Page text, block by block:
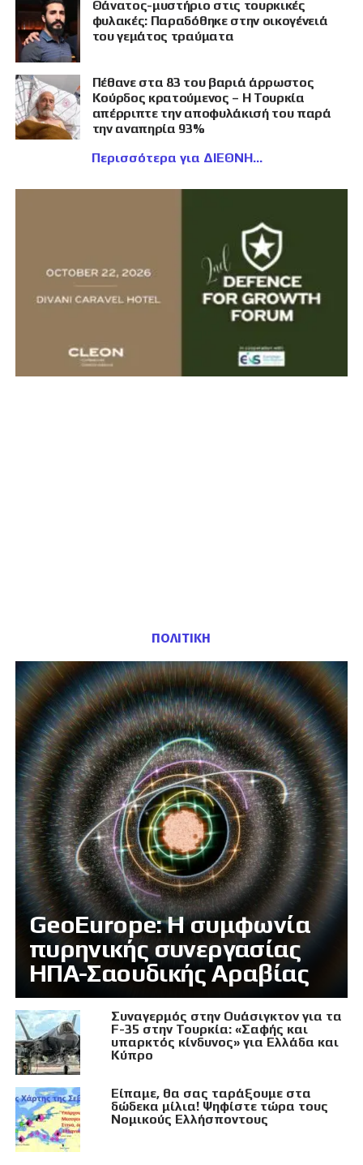
Θάνατος-μυστήριο στις τουρκικές
φυλακές: Παραδόθηκε στην οικογένειά
του γεμάτος τραύματα
Πέθανε στα 83 του βαριά άρρωστος
Κούρδος κρατούμενος – Η Τουρκία
απέρριπτε την αποφυλάκισή του παρά
την αναπηρία 93%
Περισσότερα για ΔΙΕΘΝΗ
ΠΟΛΙΤΙΚΗ
GeoEurope: Η συμφωνία
πυρηνικής συνεργασίας
ΗΠΑ-Σαουδικής Αραβίας
Συναγερμός στην Ουάσιγκτον για τα
F-35 στην Τουρκία: «Σαφής και
υπαρκτός κίνδυνος» για Ελλάδα και
Κύπρο
Είπαμε, θα σας ταράξουμε στα
δώδεκα μίλια! Ψηφίστε τώρα τους
Νομικούς Ελλήσποντους